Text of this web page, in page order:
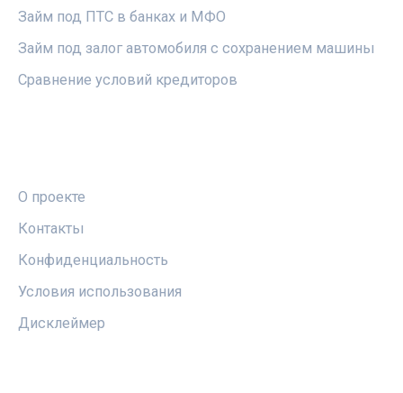
Займ под ПТС в банках и МФО
Займ под залог автомобиля с сохранением машины
Сравнение условий кредиторов
О проекте
Контакты
Конфиденциальность
Условия использования
Дисклеймер